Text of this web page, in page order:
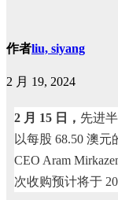
作者liu, siyang
2 月 19, 2024
2 月 15 日， 先进
以每股 68.50 澳
CEO Aram
次收购预计将于